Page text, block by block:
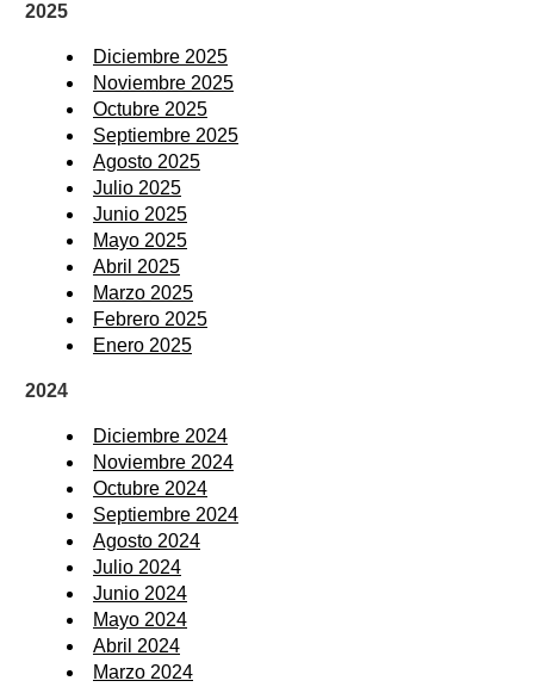
2025
Diciembre 2025
Noviembre 2025
Octubre 2025
Septiembre 2025
Agosto 2025
Julio 2025
Junio 2025
Mayo 2025
Abril 2025
Marzo 2025
Febrero 2025
Enero 2025
2024
Diciembre 2024
Noviembre 2024
Octubre 2024
Septiembre 2024
Agosto 2024
Julio 2024
Junio 2024
Mayo 2024
Abril 2024
Marzo 2024